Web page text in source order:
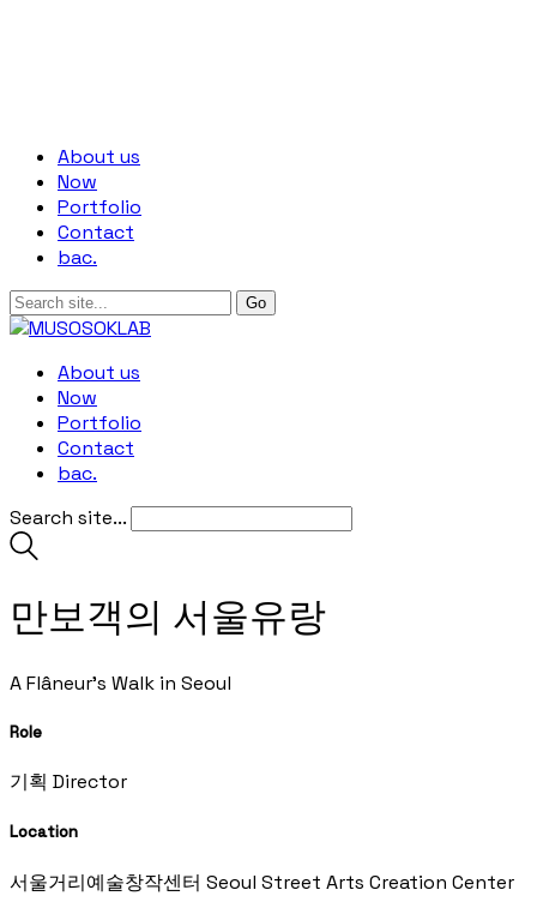
About us
Now
Portfolio
Contact
bac.
About us
Now
Portfolio
Contact
bac.
Search site...
만보객의 서울유랑
A Flâneur's Walk in Seoul
Role
기획 Director
Location
서울거리예술창작센터 Seoul Street Arts Creation Center